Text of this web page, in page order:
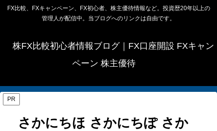
FX比較、FXキャンペーン、FX初心者、株主優待情報など。投資歴20年以上の
管理人が配信中。当ブログへのリンクは自由です。
株FX比較初心者情報ブログ｜FX口座開設 FXキャン
ペーン 株主優待
PR
さかにちほ さかにちぽ さか